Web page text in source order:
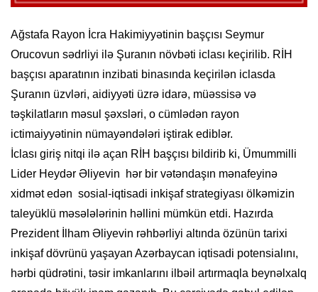
Ağstafa Rayon İcra Hakimiyyətinin başçısı Seymur
Orucovun sədrliyi ilə Şuranın növbəti iclası keçirilib. RİH
başçısı aparatının inzibati binasında keçirilən iclasda
Şuranın üzvləri, aidiyyəti üzrə idarə, müəssisə və
təşkilatların məsul şəxsləri, o cümlədən rayon
ictimaiyyətinin nümayəndələri iştirak ediblər.
İclası giriş nitqi ilə açan RİH başçısı bildirib ki, Ümummilli
Lider Heydər Əliyevin hər bir vətəndaşın mənafeyinə
xidmət edən sosial-iqtisadi inkişaf strategiyası ölkəmizin
taleyüklü məsələlərinin həllini mümkün etdi. Hazırda
Prezident İlham Əliyevin rəhbərliyi altında özünün tarixi
inkişaf dövrünü yaşayan Azərbaycan iqtisadi potensialını,
hərbi qüdrətini, təsir imkanlarını ilbəil artırmaqla beynəlxalq